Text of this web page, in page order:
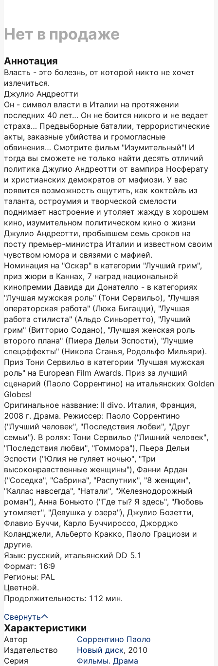
Аннотация
Власть - это болезнь, от которой никто не хочет
излечиться.
Джулио Андреотти
Он - символ власти в Италии на протяжении
последних 40 лет… Он не боится никого и не ведает
страха… Предвыборные баталии, террористические
акты, заказные убийства и громогласные
обвинения… Смотрите фильм "Изумительный"! И
тогда вы сможете не только найти десять отличий
политика Джулио Андреотти от вампира Носферату
и христианских демократов от мафиози. У вас
появится возможность ощутить, как коктейль из
таланта, остроумия и творческой смелости
поднимает настроение и утоляет жажду в хорошем
кино, изумительном политическом кино о жизни
Джулио Андреотти, пробывшем семь сроков на
посту премьер-министра Италии и известном своим
чувством юмора и связями с мафией.
Номинация на "Оскар" в категории "Лучший грим",
приз жюри в Каннах, 7 наград национальной
кинопремии Давида ди Донателло - в категориях
"Лучшая мужская роль" (Тони Сервильо), "Лучшая
операторская работа" (Люка Бигацци), "Лучшая
работа стилиста" (Альдо Синьоретто), "Лучший
грим" (Витторио Содано), "Лучшая женская роль
второго плана" (Пиера Дельи Эспости), "Лучшие
спецэффекты" (Никола Сганья, Родольфо Мильяри).
Приз Тони Сервильо в категории "Лучшая мужская
роль" на European Film Awards. Приз за лучший
сценарий (Паоло Соррентино) на итальянских Golden
Globes!
Оригинальное название: Il divo. Италия, Франция,
2008 г. Драма. Режиссер: Паоло Соррентино
("Лучший человек", "Последствия любви", "Друг
семьи"). В ролях: Тони Сервильо ("Лишний человек",
"Последствия любви", "Гоммора"), Пьера Дельи
Эспости ("Юлия не гуляет ночью", "Три
высоконравственные женщины"), Фанни Ардан
("Соседка", "Сабрина", "Распутник", "8 женщин",
"Каллас навсегда", "Натали", "Железнодорожный
роман"), Анна Боньюто ("Где ты? Я здесь", "Любовь
утомляет", "Девушка у озера"), Джулио Бозетти,
Флавио Буччи, Карло Буччироссо, Джорджо
Коланджели, Альберто Кракко, Паоло Грациози и
другие.
Язык: русский, итальянский DD 5.1
Формат: 16:9
Регионы: PAL
Цветной.
Продолжительность: 112 мин.
Свернуть
Характеристики
Автор
Соррентино Паоло
Издательство
Новый диск, 2010
Серия
Фильмы. Драма
Нет в продаже